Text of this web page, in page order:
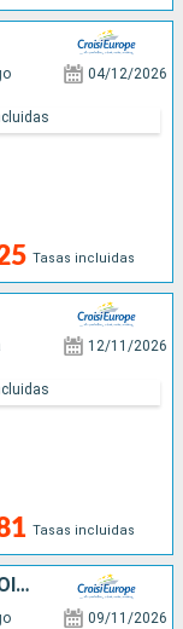
04/12/2026
Tasas incluidas
12/11/2026
Tasas incluidas
L'ALSACE ET LA SUISSE EN FÊTE : CROISIÈRE ALLIANT UN SAVOIR-FAIRE EXCEPTIONNEL, DES SAVEURS UNIQUES ET UNE CULTURE LOCALE INCOMPARABLE
09/11/2026